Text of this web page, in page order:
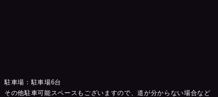
駐車場：駐車場6台
その他駐車可能スペースもございますので、道が分からない場合など